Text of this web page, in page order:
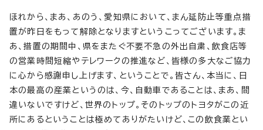
ほれから、まあ、あのう、愛知県において、まん延防止等重点措
置が昨日をもって解除となりますというこってございます。ま
あ、措置の期間中、県をまたぐ不要不急の外出自粛、飲食店等
の営業時間短縮やテレワークの推進など、皆様の多大なご協力
に心から感謝申し上げます、ということで。皆さん、本当に、日
本の最高の産業というのは、今、自動車であることは、まあ、間
違いないですけど、世界のトップ。そのトップのトヨタがこの近
所にあるということは極めてありがたいけど、この飲食業とい